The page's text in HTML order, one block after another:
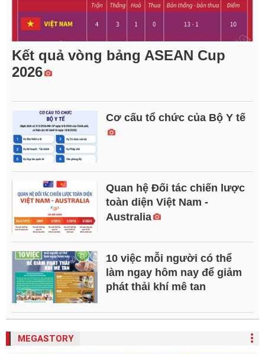
Kết quả vòng bảng ASEAN Cup
2026
Cơ cấu tổ chức của Bộ Y tế
Quan hệ Đối tác chiến lược
toàn diện Việt Nam -
Australia
10 việc mỗi người có thể
làm ngay hôm nay để giảm
phát thải khí mê tan
MEGASTORY